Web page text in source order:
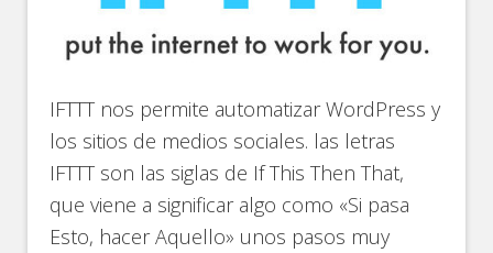
IFTTT nos permite automatizar WordPress y
los sitios de medios sociales. las letras
IFTTT son las siglas de If This Then That,
que viene a significar algo como «Si pasa
Esto, hacer Aquello» unos pasos muy